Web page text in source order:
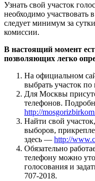
Узнать свой участок
необходимо участвовать
следует минимум за
комиссии.
В настоящий момент
позволяющих легко
На официальном
выбрать участок
Для Москвы
телефонов.
http://
Найти свой
выборов,
здесь — http://
Обязательно
телефону можно
голосования и
707-2018.